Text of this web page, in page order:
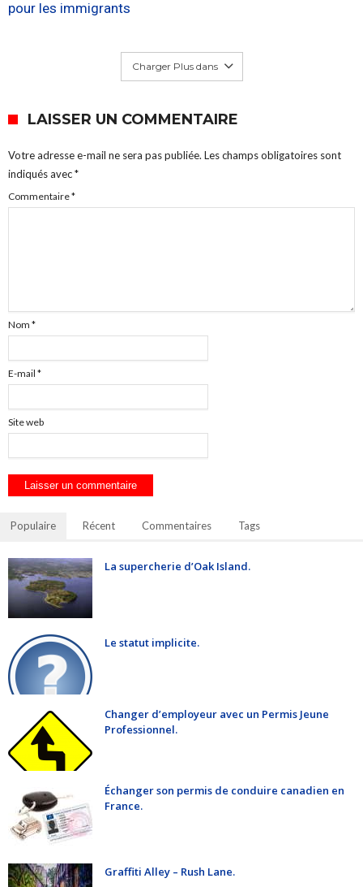
pour les immigrants
Charger Plus dans
LAISSER UN COMMENTAIRE
Votre adresse e-mail ne sera pas publiée. Les champs obligatoires sont
indiqués avec*
Commentaire*
Nom *
E-mail *
Site web
Populaire Récent Commentaires Tags
La supercherie d’Oak Island.
Le statut implicite.
Changer d’employeur avec un Permis Jeune
Professionnel.
Échanger son permis de conduire canadien en
France.
Graffiti Alley – Rush Lane.